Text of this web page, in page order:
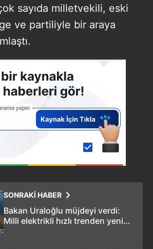
sayıda milletvekili, eski
ve partiliyle bir araya
SONRAKİ HABER
Bakan Uraloğlu müjdeyi verdi:
Milli elektrikli hızlı trenden yeni